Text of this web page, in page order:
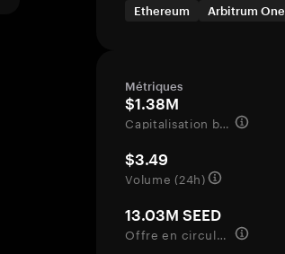
Ethereum Arbitrum One
Métriques
$1.38M
Capitalisation boursière
$3.49
Volume (24h)
13.03M SEED
Offre en circulation